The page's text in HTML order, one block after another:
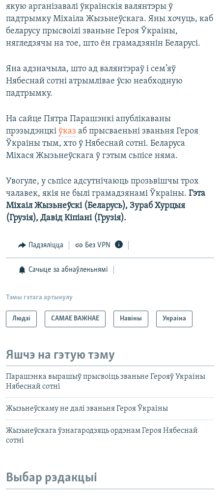
якую арганізавалі ўкраінскія валянтэры ў
падтрымку Міхаіла Жызьнеўскага. Яны хочуць, каб
беларусу прысвоілі званьне Героя Ўкраіны,
нягледзячы на тое, што ён грамадзянін Беларусі.
Яна адзначыла, што ад валянтэраў і сем’яў
Нябеснай сотні атрымлівае ўсю неабходную
падтрымку.
На сайце Пятра Парашэнкі апублікаваны
прэзыдэнцкі ўказ аб прысваеньні званьня Героя
Ўкраіны тым, хто ў Нябеснай сотні. Беларуса
Міхася Жызьнеўскага ў гэтым сьпісе няма.
Увогуле, у сьпісе адсутнічаюць прозьвішчы трох
чалавек, якія не былі грамадзянамі Ўкраіны. Гэта
Міхаіл Жызьнеўскі (Беларусь), Зураб Хурцыя
(Грузія), Давід Кіпіані (Грузія).
Падзяліцца Без VPN
Сачыце за абнаўленьнямі
Тэмы гэтага артыкулу
Людзі САМАЕ ВАЖНАЕ Навіны Украіна
Яшчэ на гэтую тэму
Парашэнка вырашыў прысвоіць званьне Герояў Украіны
Нябеснай сотні
Жызьнеўскаму не далі званьня Героя Ўкраіны
Жызьнеўскага ўзнагародзяць ордэнам Героя Нябеснай
сотні
Выбар рэдакцыі